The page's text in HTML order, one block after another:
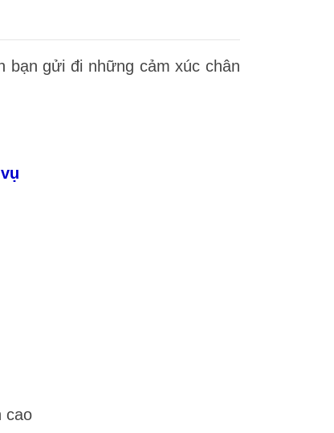
bạn gửi đi những cảm xúc chân
cao